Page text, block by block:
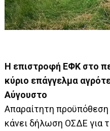
Η επιστροφή ΕΦΚ στο
κύριο επάγγελμα
Αύγουστο
Απαραίτητη
κάνει δήλωση ΟΣΔΕ για